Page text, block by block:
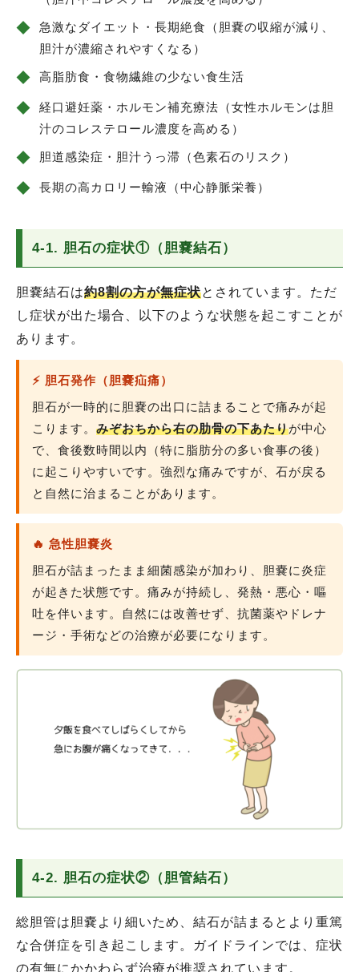
◆
急激なダイエット・長期絶食（胆嚢の収縮が減り、
胆汁が濃縮されやすくなる）
◆ 高脂肪食・食物繊維の少ない食生活
◆
経口避妊薬・ホルモン補充療法（女性ホルモンは胆
汁のコレステロール濃度を高める）
◆ 胆道感染症・胆汁うっ滞（色素石のリスク）
◆ 長期の高カロリー輸液（中心静脈栄養）
4-1. 胆石の症状①（胆嚢結石）
胆嚢結石は約8割の方が無症状とされています。ただ
し症状が出た場合、以下のような状態を起こすことが
あります。
⚡ 胆石発作（胆嚢疝痛）
胆石が一時的に胆嚢の出口に詰まることで痛みが起
こります。 みぞおちから右の肋骨の下あたりが中心
で、食後数時間以内（特に脂肪分の多い食事の後）
に起こりやすいです。強烈な痛みですが、石が戻る
と自然に治まることがあります。
🔥 急性胆嚢炎
胆石が詰まったまま細菌感染が加わり、胆嚢に炎症
が起きた状態です。痛みが持続し、発熱・悪心・嘔
吐を伴います。自然には改善せず、抗菌薬やドレナ
ージ・手術などの治療が必要になります。
4-2. 胆石の症状②（胆管結石）
総胆管は胆嚢より細いため、結石が詰まるとより重篤
な合併症を引き起こします。ガイドラインでは、症状
の有無にかかわらず治療が推奨されています。